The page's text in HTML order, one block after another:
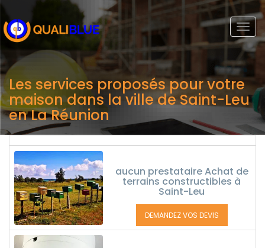
Les services proposés pour votre
maison dans la ville de Saint-Leu
en La Réunion
aucun prestataire Achat de
terrains constructibles à
Saint-Leu
DEMANDEZ VOS DEVIS